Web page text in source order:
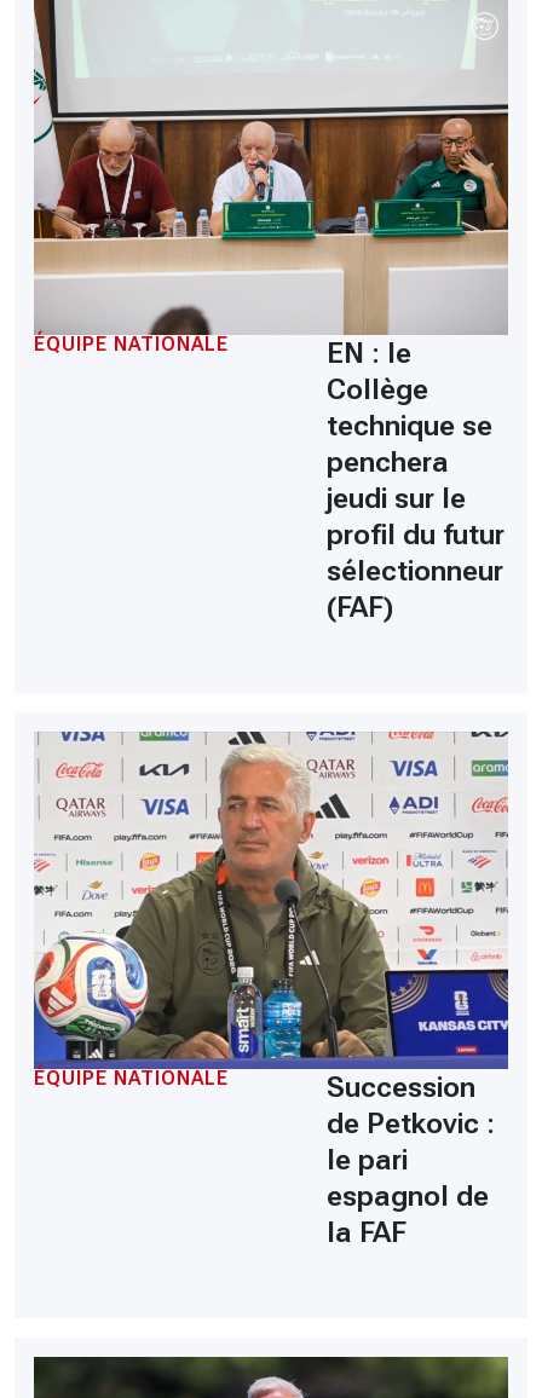
ÉQUIPE NATIONALE
EN : le
Collège
technique se
penchera
jeudi sur le
profil du futur
sélectionneur
(FAF)
ÉQUIPE NATIONALE
Succession
de Petkovic :
le pari
espagnol de
la FAF